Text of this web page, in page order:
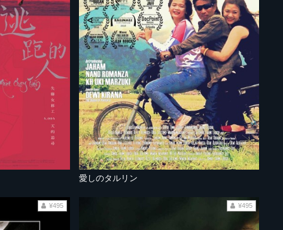
愛しのタルリン
¥495 ¥495